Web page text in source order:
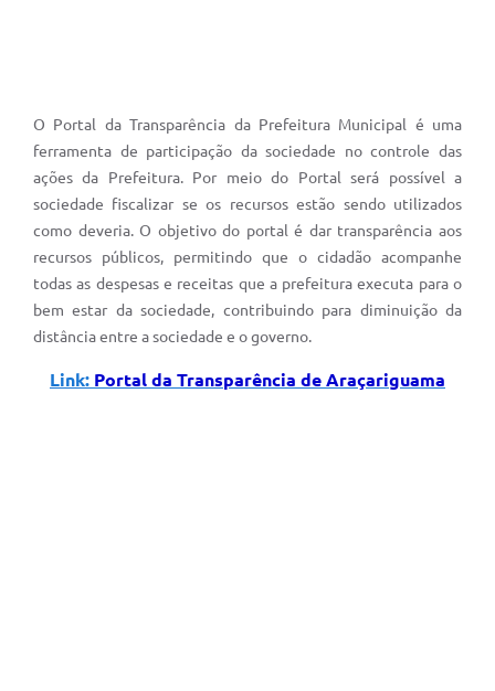
O Portal da Transparência da Prefeitura Municipal é uma
ferramenta de participação da sociedade no controle das
ações da Prefeitura. Por meio do Portal será possível a
sociedade fiscalizar se os recursos estão sendo utilizados
como deveria. O objetivo do portal é dar transparência aos
recursos públicos, permitindo que o cidadão acompanhe
todas as despesas e receitas que a prefeitura executa para o
bem estar da sociedade, contribuindo para diminuição da
distância entre a sociedade e o governo.
Link: Portal da Transparência de Araçariguama